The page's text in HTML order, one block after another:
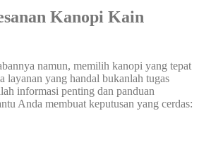
Kanopi Kain
namun, memilih kanopi yang tepat
layanan yang handal bukanlah tugas
informasi penting dan panduan
Anda membuat keputusan yang cerdas: